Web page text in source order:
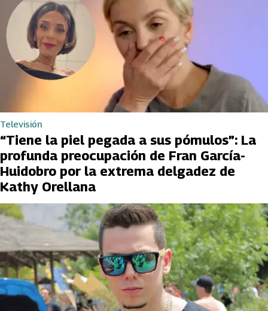
Televisión
“Tiene la piel pegada a sus pómulos”: La
profunda preocupación de Fran García-
Huidobro por la extrema delgadez de
Kathy Orellana